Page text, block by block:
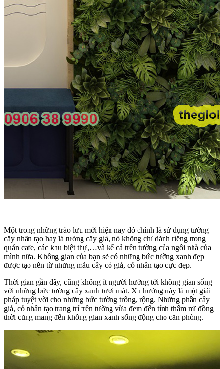
Một trong những trào lưu mới hiện nay đó chính là sử dụng tường
cây nhân tạo hay là tường cây giả, nó không chỉ dành riêng trong
quán cafe, các khu biệt thự,…và kể cả trên tường của ngôi nhà của
mình nữa. Không gian của bạn sẽ có những bức tường xanh đẹp
được tạo nên từ những mẫu cây cỏ giả, cỏ nhân tạo cực đẹp.
Thời gian gần đây, cũng không ít người hướng tới không gian sống
với những bức tường cây xanh tươi mát. Xu hướng này là một giải
pháp tuyệt vời cho những bức tường trống, rộng. Những phần cây
giả, cỏ nhân tạo trang trí trên tường vừa đem đến tính thẩm mĩ đồng
thời cũng mang đến không gian xanh sống động cho căn phòng.